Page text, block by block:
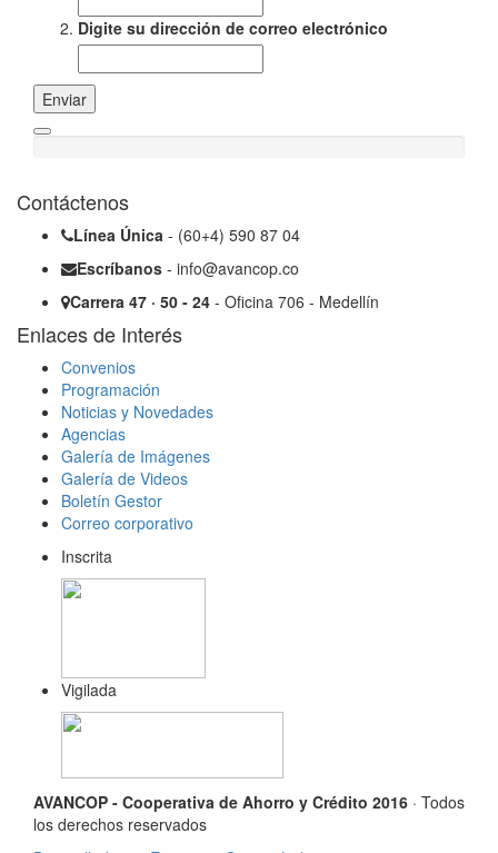
Digite su dirección de correo electrónico
Enviar
Contáctenos
Línea Única - (60+4) 590 87 04
Escríbanos - info@avancop.co
Carrera 47 · 50 - 24 - Oficina 706 - Medellín
Enlaces de Interés
Convenios
Programación
Noticias y Novedades
Agencias
Galería de Imágenes
Galería de Videos
Boletín Gestor
Correo corporativo
Inscrita
Vigilada
AVANCOP - Cooperativa de Ahorro y Crédito 2016 · Todos
los derechos reservados